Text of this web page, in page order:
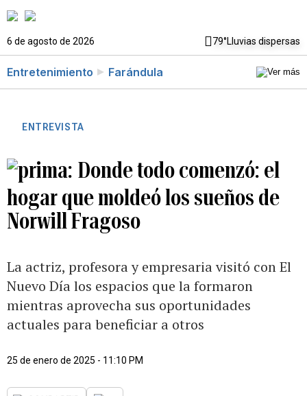
6 de agosto de 2026 79°Lluvias dispersas
Entretenimiento Farándula
ENTREVISTA
Donde todo comenzó: el
hogar que moldeó los sueños de
Norwill Fragoso
La actriz, profesora y empresaria visitó con El
Nuevo Día los espacios que la formaron
mientras aprovecha sus oportunidades
actuales para beneficiar a otros
25 de enero de 2025 - 11:10 PM